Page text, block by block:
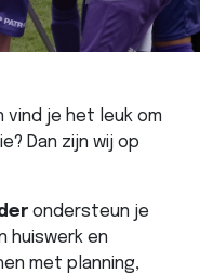
vind je het leuk om
Dan zijn wij op
ondersteun je
huiswerk en
met planning,